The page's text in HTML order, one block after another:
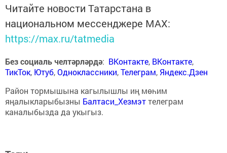
Читайте новости Татарстана в
национальном мессенджере MАХ:
https://max.ru/tatmedia
Без социаль челтәрләрдә: ВКонтакте, ВКонтакте,
ТикТок, Ютуб,Одноклассники,Телеграм, Яндекс.Дзен
Район тормышына кагылышлы иң мөһим
яңалыкларыбызны Балтаси_Хезмэттелеграм
каналыбызда да укыгыз.